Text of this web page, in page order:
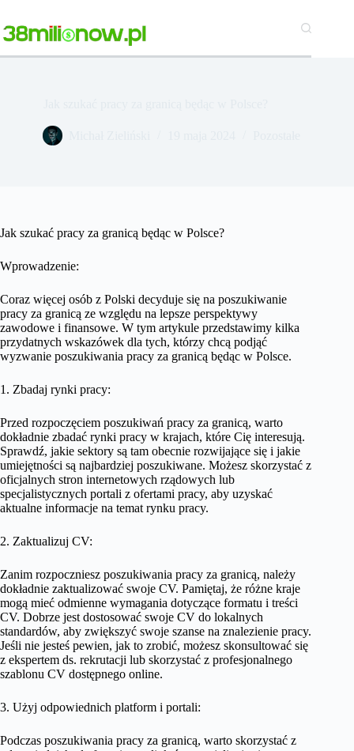
treści
Jak szukać pracy za granicą będąc w Polsce?
Wprowadzenie:
Coraz więcej osób z Polski decyduje się na poszukiwanie
pracy za granicą ze względu na lepsze perspektywy
zawodowe i finansowe. W tym artykule przedstawimy kilka
przydatnych wskazówek dla tych, którzy chcą podjąć
wyzwanie poszukiwania pracy za granicą będąc w Polsce.
1. Zbadaj rynki pracy:
Przed rozpoczęciem poszukiwań pracy za granicą, warto
dokładnie zbadać rynki pracy w krajach, które Cię interesują.
Sprawdź, jakie sektory są tam obecnie rozwijające się i jakie
umiejętności są najbardziej poszukiwane. Możesz skorzystać z
oficjalnych stron internetowych rządowych lub
specjalistycznych portali z ofertami pracy, aby uzyskać
aktualne informacje na temat rynku pracy.
2. Zaktualizuj CV:
Zanim rozpoczniesz poszukiwania pracy za granicą, należy
dokładnie zaktualizować swoje CV. Pamiętaj, że różne kraje
mogą mieć odmienne wymagania dotyczące formatu i treści
CV. Dobrze jest dostosować swoje CV do lokalnych
standardów, aby zwiększyć swoje szanse na znalezienie pracy.
Jeśli nie jesteś pewien, jak to zrobić, możesz skonsultować się
z ekspertem ds. rekrutacji lub skorzystać z profesjonalnego
szablonu CV dostępnego online.
3. Użyj odpowiednich platform i portali:
Podczas poszukiwania pracy za granicą, warto skorzystać z